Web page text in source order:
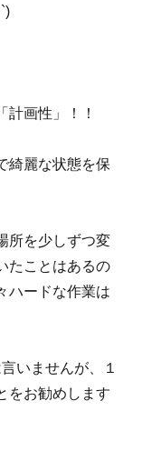
計画性」！！
綺麗な状態を保
所を少しずつ変
たことはあるの
ハードな作業は
いませんが、１
をお勧めします